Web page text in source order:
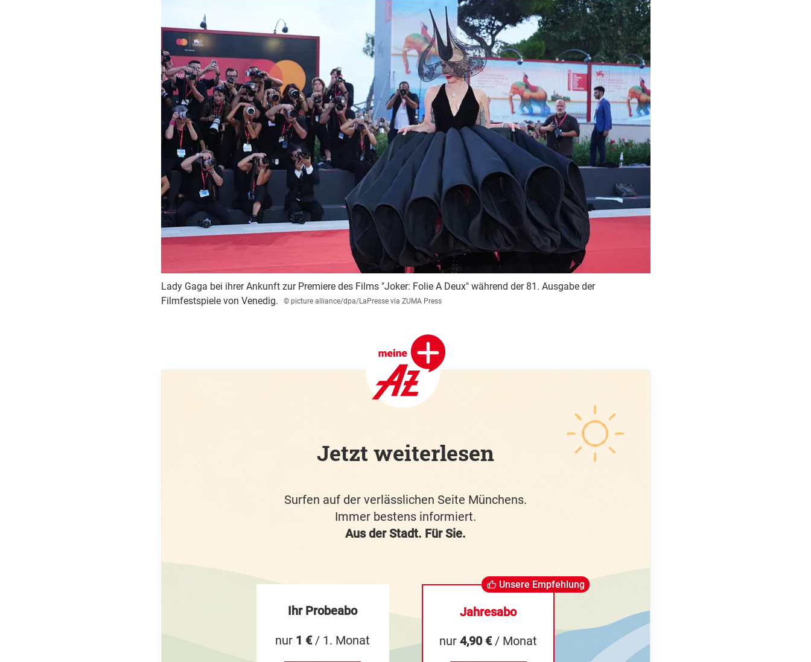
Lady Gaga bei ihrer Ankunft zur Premiere des Films "Joker: Folie A Deux" während der 81. Ausgabe der
Filmfestspiele von Venedig.
© picture alliance/dpa/LaPresse via ZUMA Press
Jetzt weiterlesen
Surfen auf der verlässlichen Seite Münchens.
Immer bestens informiert.
Aus der Stadt. Für Sie.
Ihr Probeabo
nur 1 €/ 1. Monat
Unsere Empfehlung
Jahresabo
nur4,90 €/ Monat